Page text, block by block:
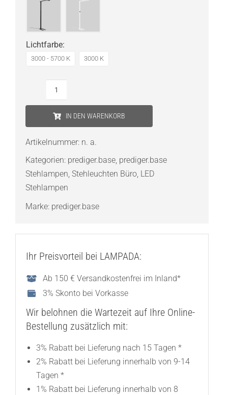
Lichtfarbe:
3000 - 5700 K 3000 K
zweiseitig
strahlend
Menge
IN DEN WARENKORB
Artikelnummer: n. a.
Kategorien: prediger.base, prediger.base
Stehlampen, Stehleuchten Büro, LED
Stehlampen
Marke: prediger.base
Ihr Preisvorteil bei LAMPADA:
Ab 150 € Versandkostenfrei im Inland*
3% Skonto bei Vorkasse
Wir belohnen die Wartezeit auf Ihre Online-
Bestellung zusätzlich mit:
3% Rabatt bei Lieferung nach 15 Tagen *
2% Rabatt bei Lieferung innerhalb von 9-14
Tagen *
1% Rabatt bei Lieferung innerhalb von 8